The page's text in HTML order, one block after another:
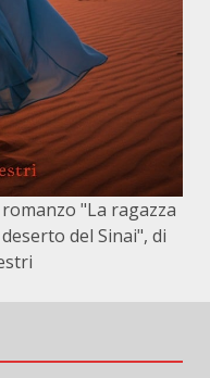
"La ragazza
del Sinai", di